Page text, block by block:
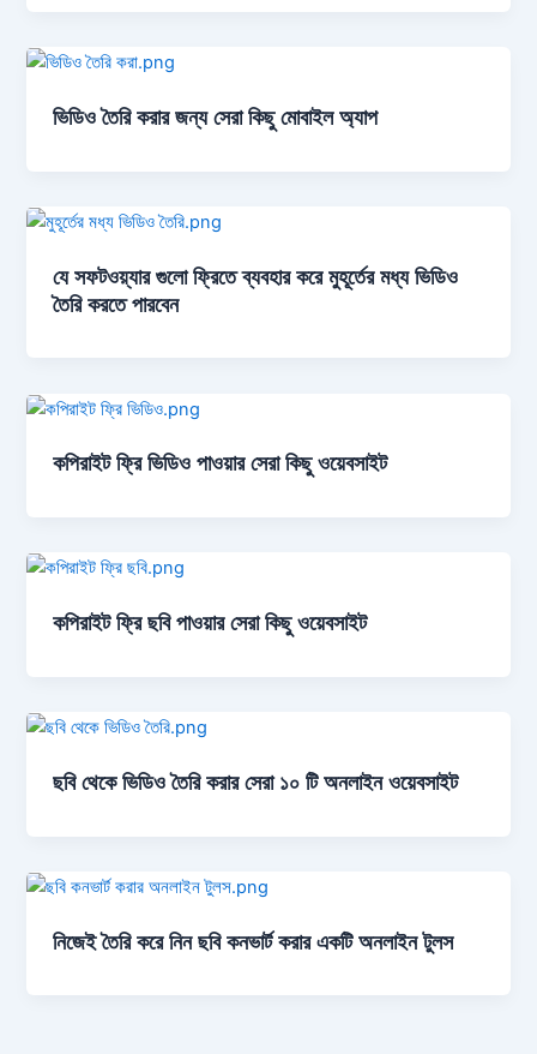
ভিডিও তৈরি করার জন্য সেরা কিছু মোবাইল অ্যাপ
যে সফটওয়্যার গুলো ফ্রিতে ব্যবহার করে মুহূর্তের মধ্য ভিডিও
তৈরি করতে পারবেন
কপিরাইট ফ্রি ভিডিও পাওয়ার সেরা কিছু ওয়েবসাইট
কপিরাইট ফ্রি ছবি পাওয়ার সেরা কিছু ওয়েবসাইট
ছবি থেকে ভিডিও তৈরি করার সেরা ১০ টি অনলাইন ওয়েবসাইট
নিজেই তৈরি করে নিন ছবি কনভার্ট করার একটি অনলাইন টুলস